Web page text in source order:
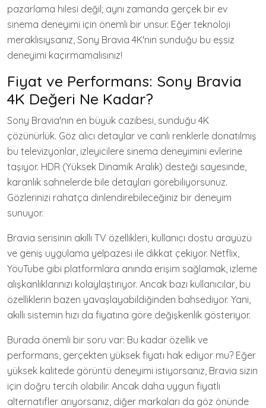
pazarlama hilesi değil; aynı zamanda gerçek bir ev
sinema deneyimi için önemli bir unsur. Eğer teknoloji
meraklısıysanız, Sony Bravia 4K'nın sunduğu bu eşsiz
deneyimi kaçırmamalısınız!
Fiyat ve Performans: Sony Bravia
4K Değeri Ne Kadar?
Sony Bravia'nın en büyük cazibesi, sunduğu 4K
çözünürlük. Göz alıcı detaylar ve canlı renklerle donatılmış
bu televizyonlar, izleyicilere sinema deneyimini evlerine
taşıyor. HDR (Yüksek Dinamik Aralık) desteği sayesinde,
karanlık sahnelerde bile detayları görebiliyorsunuz.
Gözlerinizi rahatça dinlendirebileceğiniz bir deneyim
sunuyor.
Bravia serisinin akıllı TV özellikleri, kullanıcı dostu arayüzü
ve geniş uygulama yelpazesi ile dikkat çekiyor. Netflix,
YouTube gibi platformlara anında erişim sağlamak, izleme
alışkanlıklarınızı kolaylaştırıyor. Ancak bazı kullanıcılar, bu
özelliklerin bazen yavaşlayabildiğinden bahsediyor. Yani,
akıllı sistemin hızı da fiyatına göre değişkenlik gösteriyor.
Burada önemli bir soru var: Bu kadar özellik ve
performans, gerçekten yüksek fiyatı hak ediyor mu? Eğer
yüksek kalitede görüntü deneyimi istiyorsanız, Bravia sizin
için doğru tercih olabilir. Ancak daha uygun fiyatlı
alternatifler arıyorsanız, diğer markaları da göz önünde